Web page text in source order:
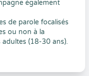
également
de parole focalisés
ou non à la
(18-30 ans).